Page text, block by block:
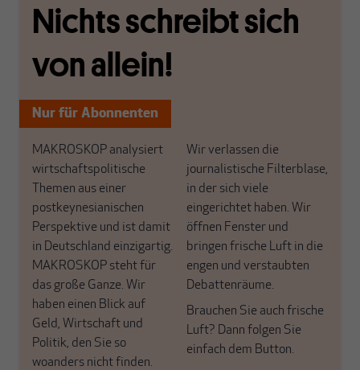
Nichts schreibt sich
von allein!
Nur für Abonnenten
MAKROSKOP analysiert
wirtschaftspolitische
Themen aus einer
postkeynesianischen
Perspektive und ist damit
in Deutschland einzigartig.
MAKROSKOP steht für
das große Ganze. Wir
haben einen Blick auf
Geld, Wirtschaft und
Politik, den Sie so
woanders nicht finden.
Wir verlassen die
journalistische Filterblase,
in der sich viele
eingerichtet haben. Wir
öffnen Fenster und
bringen frische Luft in die
engen und verstaubten
Debattenräume.
Brauchen Sie auch frische
Luft? Dann folgen Sie
einfach dem Button.